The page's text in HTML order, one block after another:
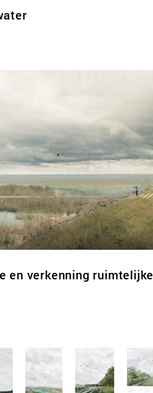
en verkenning ruimtelijke